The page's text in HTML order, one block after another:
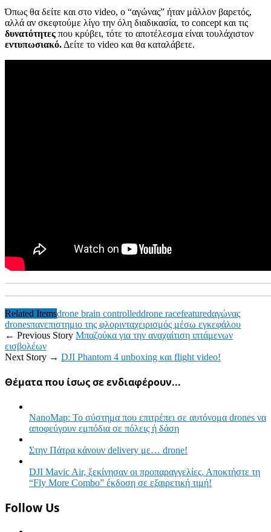
Όπως θα δείτε και στο video, ο “αγώνας” ήταν μάλλον βαρετός,
αλλά αν σκεφτούμε λίγο την όλη διαδικασία, το concept και τις
δυνατότητες που κρύβει, τότε το αποτέλεσμα είναι τουλάχιστον
εντυπωσιακό. Δείτε το video και θα καταλάβετε.
Related Itemsdrone brain controlleddrone racefeaturedαγώνας
dronesπανεπιστημιο της φλορινταχειρισμός μέσω εγκεφάλου
← Previous Story Μπαζούκα για την αναχαίτιση ιπτάμενων
εισβολέων
Next Story → DJI Phantom 4 unboxing και flight video!
Θέματα που ίσως σε ενδιαφέρουν...
NanoMap: Το σύστημα που επιτρέπει σε αυτόνομα drones να
αποφεύγουν εμπόδια σε πόλεις ή δάση
Στην Πάτρα κάνουν delivery με… drone!
DJI Mavic Air, ξεκίνησαν οι προπαραγγελίες. Αποκτήστε τη
“Fly More Combo” έκδοση σε εξαιρετική τιμή!
Follow Us